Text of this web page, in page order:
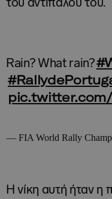
του αντιπάλου του.
Rain? What rain?
— FIA World Rally
Η νίκη αυτή ήταν η